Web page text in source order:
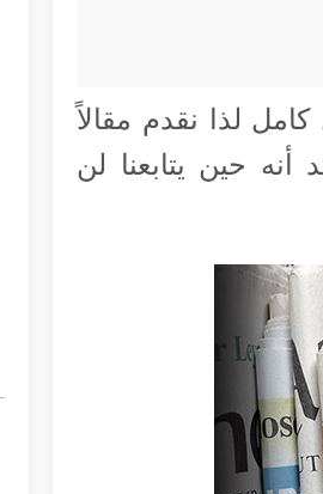
لذا نقدم مقالاً
حين يتابعنا لن